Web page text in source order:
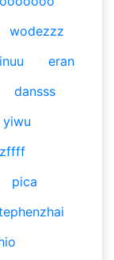
wodezzz
eran
dansss
yiwu
pica